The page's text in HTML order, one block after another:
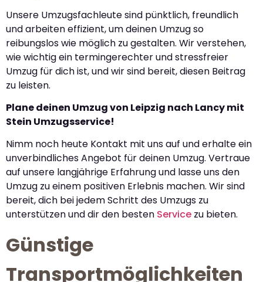
Unsere Umzugsfachleute sind pünktlich, freundlich
und arbeiten effizient, um deinen Umzug so
reibungslos wie möglich zu gestalten. Wir verstehen,
wie wichtig ein termingerechter und stressfreier
Umzug für dich ist, und wir sind bereit, diesen Beitrag
zu leisten.
Plane deinen Umzug von Leipzig nach Lancy mit
Stein Umzugsservice!
Nimm noch heute Kontakt mit uns auf und erhalte ein
unverbindliches Angebot für deinen Umzug. Vertraue
auf unsere langjährige Erfahrung und lasse uns den
Umzug zu einem positiven Erlebnis machen. Wir sind
bereit, dich bei jedem Schritt des Umzugs zu
unterstützen und dir den besten Service zu bieten.
Günstige
Transportmöglichkeiten